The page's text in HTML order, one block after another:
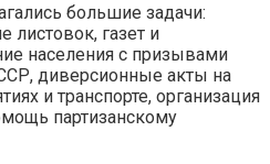
большие задачи:
листовок, газет и
населения с призывами
диверсионные акты на
и транспорте, организация
партизанскому